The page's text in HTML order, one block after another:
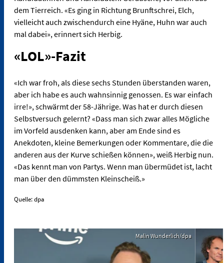
dem Tierreich. «Es ging in Richtung Brunftschrei, Elch,
vielleicht auch zwischendurch eine Hyäne, Huhn war auch
mal dabei», erinnert sich Herbig.
«LOL»-Fazit
«Ich war froh, als diese sechs Stunden überstanden waren,
aber ich habe es auch wahnsinnig genossen. Es war einfach
irre!», schwärmt der 58-Jährige. Was hat er durch diesen
Selbstversuch gelernt? «Dass man sich zwar alles Mögliche
im Vorfeld ausdenken kann, aber am Ende sind es
Anekdoten, kleine Bemerkungen oder Kommentare, die die
anderen aus der Kurve schießen können», weiß Herbig nun.
«Das kennt man von Partys. Wenn man übermüdet ist, lacht
man über den dümmsten Kleinscheiß.»
Quelle: dpa
Malin Wunderlich/dpa